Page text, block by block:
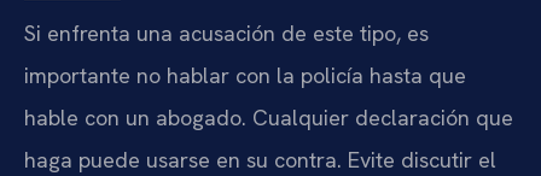
Si enfrenta una acusación de este tipo, es
importante no hablar con la policía hasta que
hable con un abogado. Cualquier declaración que
haga puede usarse en su contra. Evite discutir el